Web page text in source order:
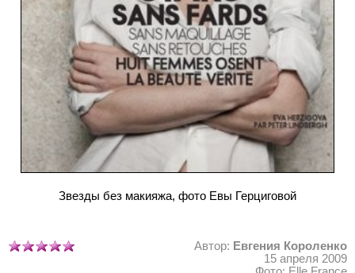
Звезды без макияжа, фото Евы Герциговой
Автор: Евгения Короленко
15 апреля 2009